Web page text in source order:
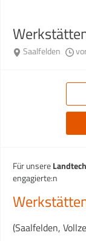
Saalfelden
Für unsere
engagierte:n
(Saalfelden,